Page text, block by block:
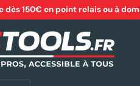
dès 150€ en point relais ou à